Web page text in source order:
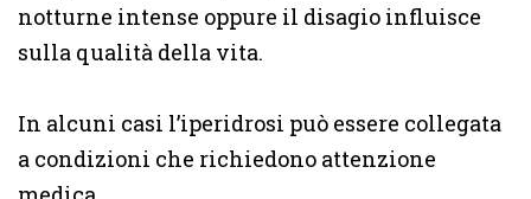
notturne intense oppure il disagio influisce
sulla qualità della vita.
In alcuni casi l’iperidrosi può essere collegata
a condizioni che richiedono attenzione